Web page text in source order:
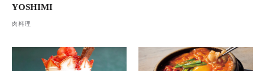
YOSHIMI
肉料理